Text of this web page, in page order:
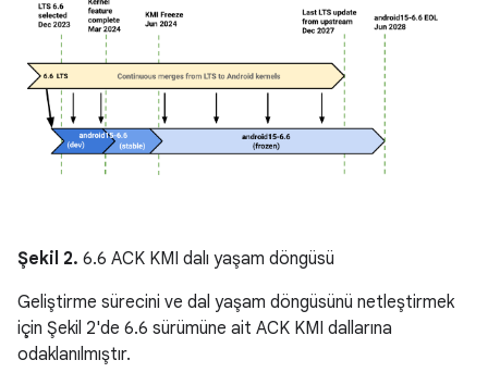
Şekil 2. 6.6 ACK KMI dalı yaşam döngüsü
Geliştirme sürecini ve dal yaşam döngüsünü netleştirmek
için Şekil 2'de 6.6 sürümüne ait ACK KMI dallarına
odaklanılmıştır.